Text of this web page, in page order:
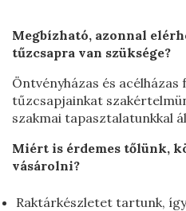
Ipari gépöntvény
Mezőgazdasági
Csillaghenger
Gyűrűs henger
Grill tárcsák
Grill tárcsa bordázott
Grillek
Kerti grill
Serpenyők
Osztott öntvény
Öntvény serpenyő 350
Kettlebell, Girja
Tűzcsapok
Utcabútorok, dekorációs
Vízhálózati szerelvények
Csatlakozó idomok
Megbízható, azonnal
tűzcsapra van szüksége?
Öntvényházas és
tűzcsapjainkat
szakmai tapasztalatunkkal
Miért is érdemes tőlünk,
vásárolni?
Raktárkészletet tartunk,